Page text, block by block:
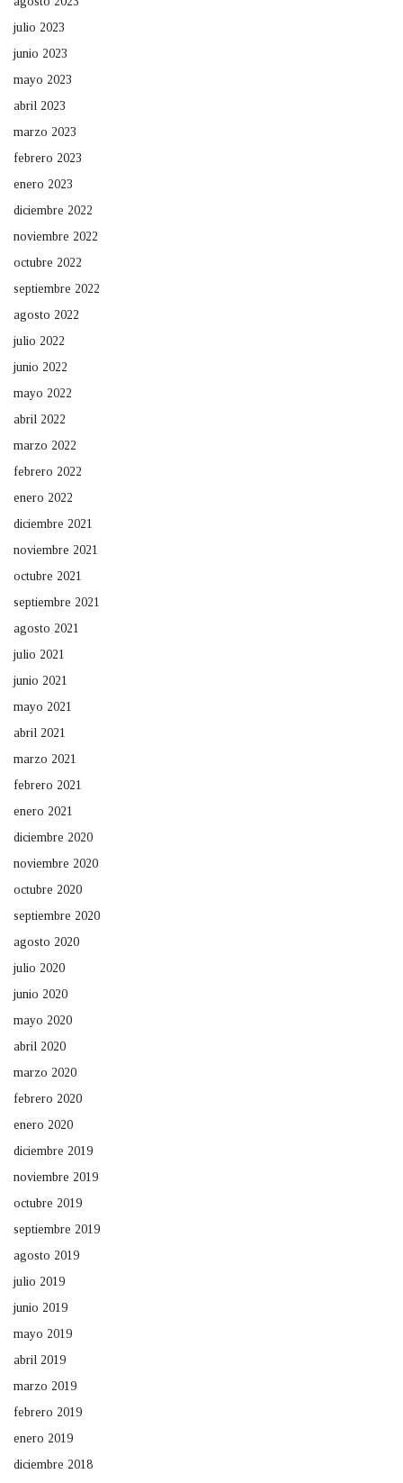
julio 2023
junio 2023
mayo 2023
abril 2023
marzo 2023
febrero 2023
enero 2023
diciembre 2022
noviembre 2022
octubre 2022
septiembre 2022
agosto 2022
julio 2022
junio 2022
mayo 2022
abril 2022
marzo 2022
febrero 2022
enero 2022
diciembre 2021
noviembre 2021
octubre 2021
septiembre 2021
agosto 2021
julio 2021
junio 2021
mayo 2021
abril 2021
marzo 2021
febrero 2021
enero 2021
diciembre 2020
noviembre 2020
octubre 2020
septiembre 2020
agosto 2020
julio 2020
junio 2020
mayo 2020
abril 2020
marzo 2020
febrero 2020
enero 2020
diciembre 2019
noviembre 2019
octubre 2019
septiembre 2019
agosto 2019
julio 2019
junio 2019
mayo 2019
abril 2019
marzo 2019
febrero 2019
enero 2019
diciembre 2018